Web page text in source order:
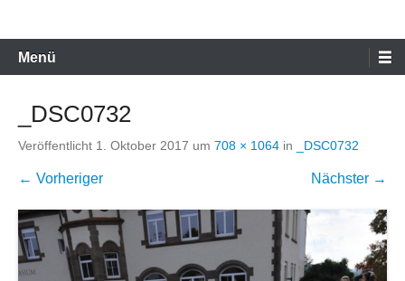
Primäres
Menü
Menü
_DSC0732
Veröffentlicht 1. Oktober 2017 um 708 × 1064 in _DSC0732
← Vorheriger Nächster →